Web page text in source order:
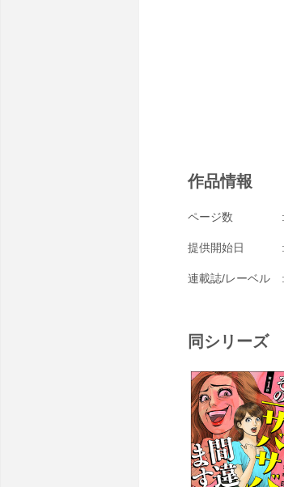
作品情報
ページ数
提供開始日
連載誌/レーベル
同シリーズ